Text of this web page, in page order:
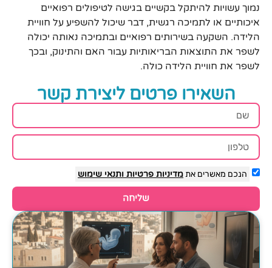
נמוך עשויות להיתקל בקשיים בגישה לטיפולים רפואיים
איכותיים או לתמיכה רגשית, דבר שיכול להשפיע על חוויית
הלידה. השקעה בשירותים רפואיים ובתמיכה נאותה יכולה
לשפר את התוצאות הבריאותיות עבור האם והתינוק, ובכך
לשפר את חוויית הלידה כולה.
השאירו פרטים ליצירת קשר
הנכם מאשרים אתמדיניות פרטיות ותנאי שימוש
שליחה